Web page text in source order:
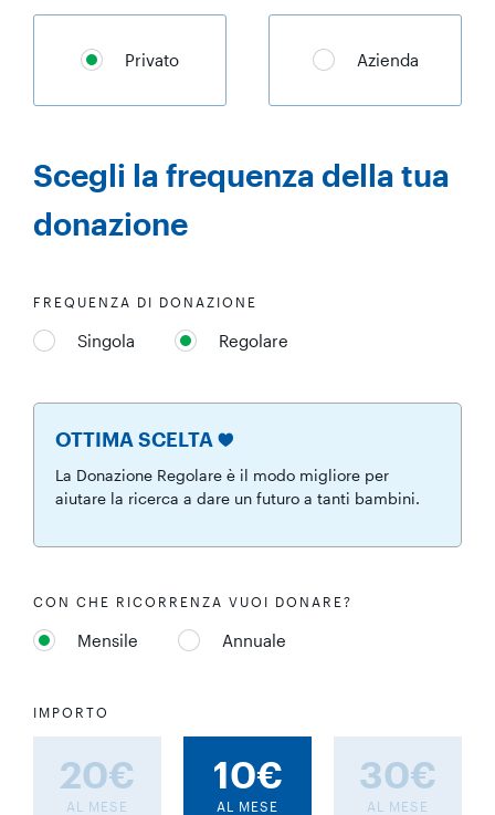
Privato Azienda
Scegli la frequenza della tua
donazione
FREQUENZA DI DONAZIONE
Singola Regolare
OTTIMA SCELTA
La Donazione Regolare è il modo migliore per
aiutare la ricerca a dare un futuro a tanti bambini.
CON CHE RICORRENZA VUOI DONARE?
Mensile Annuale
IMPORTO
20€
AL MESE
10€
AL MESE
30€
AL MESE